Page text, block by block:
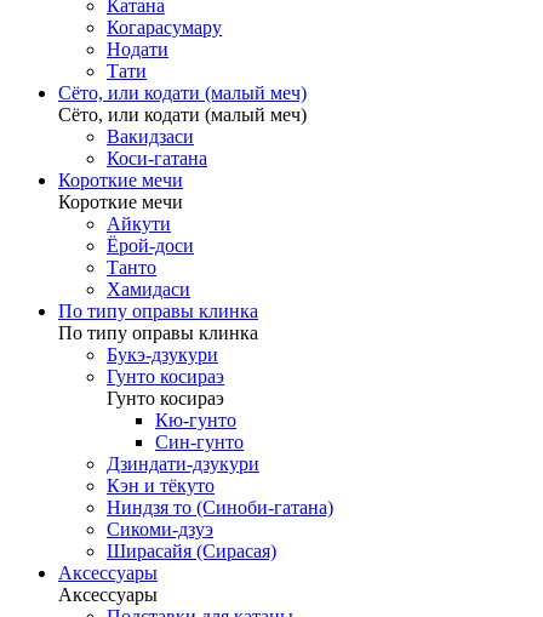
Катана
Когарасумару
Нодати
Тати
Сёто, или кодати (малый меч)
Сёто, или кодати (малый меч)
Вакидзаси
Коси-гатана
Короткие мечи
Короткие мечи
Айкути
Ёрой-доси
Танто
Хамидаси
По типу оправы клинка
По типу оправы клинка
Букэ-дзукури
Гунто косираэ
Гунто косираэ
Кю-гунто
Син-гунто
Дзиндати-дзукури
Кэн и тёкуто
Ниндзя то (Синоби-гатана)
Сикоми-дзуэ
Ширасайя (Сирасая)
Аксессуары
Аксессуары